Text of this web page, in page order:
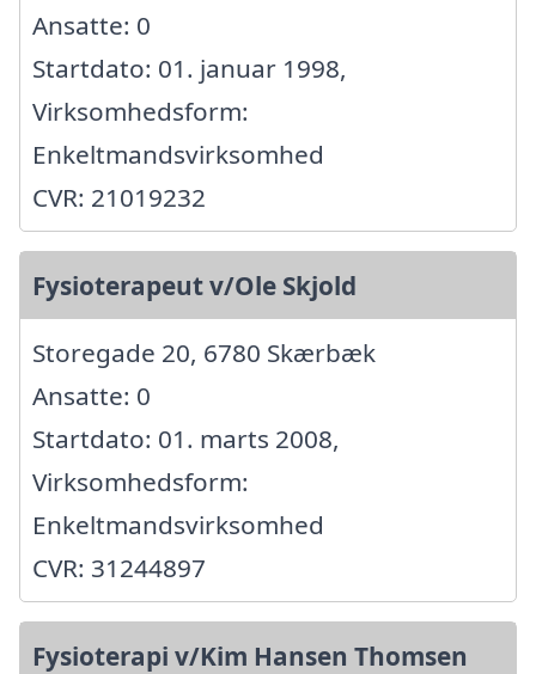
Ansatte: 0
Startdato: 01. januar 1998,
Virksomhedsform:
Enkeltmandsvirksomhed
CVR: 21019232
Fysioterapeut v/Ole Skjold
Storegade 20, 6780 Skærbæk
Ansatte: 0
Startdato: 01. marts 2008,
Virksomhedsform:
Enkeltmandsvirksomhed
CVR: 31244897
Fysioterapi v/Kim Hansen Thomsen